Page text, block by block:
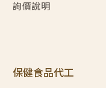
詢價說明
保健食品代工